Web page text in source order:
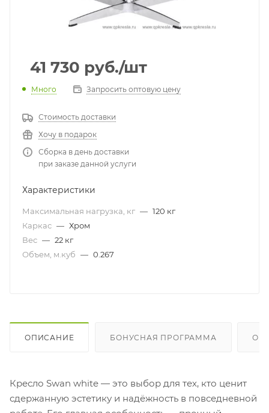
41 730 руб./шт
Много Запросить оптовую цену
Стоимость доставки
Хочу в подарок
Сборка в день доставки
при заказе данной услуги
Характеристики
Максимальная нагрузка, кг — 120 кг
Каркас — Хром
Вес — 22 кг
Объем, м.куб — 0.267
ОПИСАНИЕ БОНУСНАЯ ПРОГРАММА
Кресло Swan white — это выбор для тех, кто ценит
сдержанную эстетику и надёжность в повседневной